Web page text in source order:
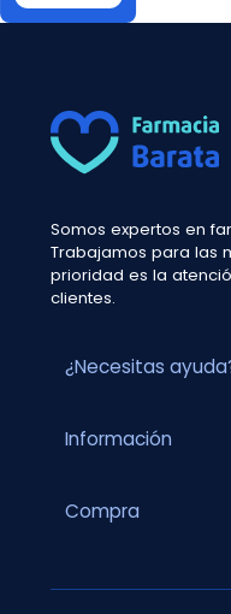
Somos expertos en
Trabajamos para las
prioridad es la
clientes.
¿Necesitas
Información
Compra